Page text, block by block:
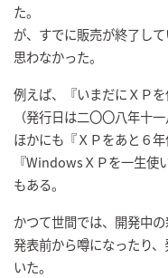
た。
が、すでに販売が終了し
思わなかった。
例えば、『いまだにＸＰ
（発行日は二〇〇八年十一
ほかにも『ＸＰをあと６
『WindowsＸＰを一生使
もある。
かつて世間では、開発中
発表前から噂になったり
いた。